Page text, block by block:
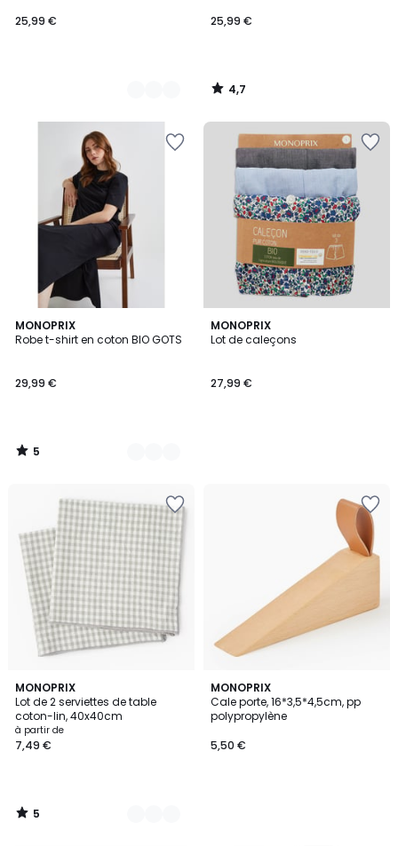
25,99 €
25,99 €
4,7
/
MONOPRIX
Robe t-shirt en coton BIO GOTS
29,99 €
5
/
3
Couleurs
5
/
MONOPRIX
Lot de caleçons
27,99 €
MONOPRIX
Lot de 2 serviettes de table
coton-lin, 40x40cm
à partir de
7,49 €
5
/
5
4
Couleurs
5
/
MONOPRIX
Cale porte, 16*3,5*4,5cm, pp
polypropylène
5,50 €